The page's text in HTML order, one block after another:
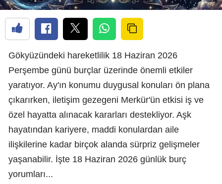
Gökyüzündeki hareketlilik 18 Haziran 2026
Perşembe günü burçlar üzerinde önemli etkiler
yaratıyor. Ay'ın konumu duygusal konuları ön plana
çıkarırken, iletişim gezegeni Merkür'ün etkisi iş ve
özel hayatta alınacak kararları destekliyor. Aşk
hayatından kariyere, maddi konulardan aile
ilişkilerine kadar birçok alanda sürpriz gelişmeler
yaşanabilir. İşte 18 Haziran 2026 günlük burç
yorumları...